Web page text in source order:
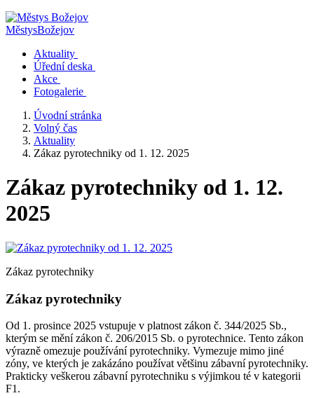
MěstysBožejov
Aktuality
Úřední deska
Akce
Fotogalerie
Úvodní stránka
Volný čas
Aktuality
Zákaz pyrotechniky od 1. 12. 2025
Zákaz pyrotechniky od 1. 12.
2025
Zákaz pyrotechniky
Zákaz pyrotechniky
Od 1. prosince 2025 vstupuje v platnost zákon č. 344/2025 Sb.,
kterým se mění zákon č. 206/2015 Sb. o pyrotechnice. Tento zákon
výrazně omezuje používání pyrotechniky. Vymezuje mimo jiné
zóny, ve kterých je zakázáno používat většinu zábavní pyrotechniky.
Prakticky veškerou zábavní pyrotechniku s výjimkou té v kategorii
F1.